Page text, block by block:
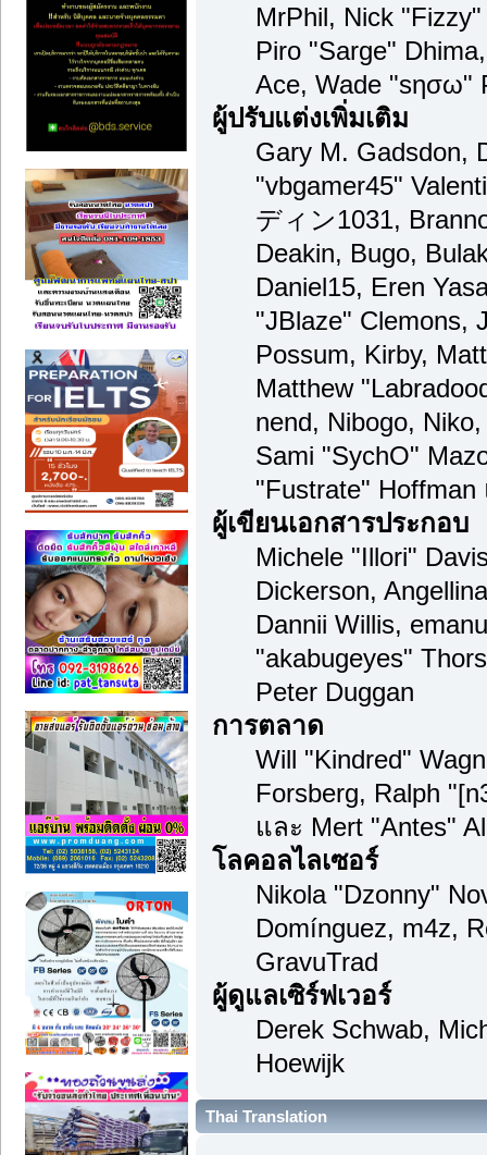
MrPhil, Nick
Piro "Sarge"
Ace, Wade "sησω"
ผู้ปรับแต่งเพิ่มเติม
Gary M. Gadsdon,
"vbgamer45"
ディン1031,
Deakin, Bugo,
Daniel15, Eren
"JBlaze" Clemons,
Possum, Kirby,
Matthew
nend, Nibogo,
Sami "SychO"
"Fustrate"
ผู้เขียนเอกสารประกอบ
Michele "Illori"
Dickerson,
Dannii Willis,
"akabugeyes"
Peter Duggan
การตลาด
Will "Kindred"
Forsberg, Ralph
และ Mert "Antes"
โลคอลไลเซอร์
Nikola "Dzonny"
Domínguez, m4z,
GravuTrad
ผู้ดูแลเซิร์ฟเวอร์
Derek Schwab,
Hoewijk
Thai Translation